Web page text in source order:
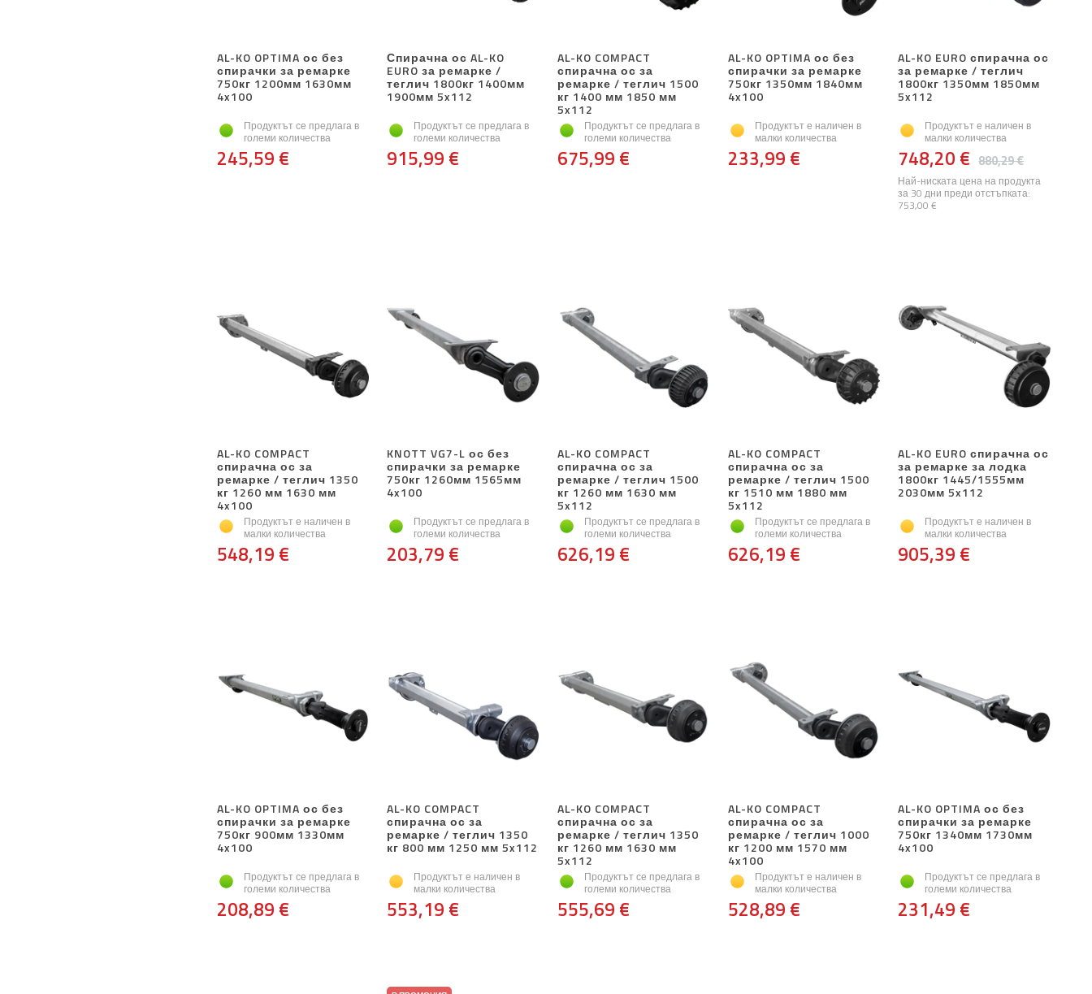
AL-KO OPTIMA ос без
спирачки за ремарке
750кг 1200мм 1630мм
4x100
Продуктът се предлага в
големи количества
245,59 €
Спирачна ос AL-KO
EURO за ремарке /
теглич 1800кг 1400мм
1900мм 5x112
Продуктът се предлага в
големи количества
915,99 €
AL-KO COMPACT
спирачна ос за
ремарке / теглич 1500
кг 1400 мм 1850 мм
5x112
Продуктът се предлага в
големи количества
675,99 €
AL-KO OPTIMA ос без
спирачки за ремарке
750кг 1350мм 1840мм
4x100
Продуктът е наличен в
малки количества
233,99 €
AL-KO EURO спирачна ос
за ремарке / теглич
1800кг 1350мм 1850мм
5x112
Продуктът е наличен в
малки количества
880,29 €
748,20 €
Най-ниската цена на продукта
за 30 дни преди отстъпката:
753,00 €
AL-KO COMPACT
спирачна ос за
ремарке / теглич 1350
кг 1260 мм 1630 мм
4x100
Продуктът е наличен в
малки количества
548,19 €
KNOTT VG7-L ос без
спирачки за ремарке
750кг 1260мм 1565мм
4x100
Продуктът се предлага в
големи количества
203,79 €
AL-KO COMPACT
спирачна ос за
ремарке / теглич 1500
кг 1260 мм 1630 мм
5x112
Продуктът се предлага в
големи количества
626,19 €
AL-KO COMPACT
спирачна ос за
ремарке / теглич 1500
кг 1510 мм 1880 мм
5x112
Продуктът се предлага в
големи количества
626,19 €
AL-KO EURO спирачна ос
за ремарке за лодка
1800кг 1445/1555мм
2030мм 5x112
Продуктът е наличен в
малки количества
905,39 €
AL-KO OPTIMA ос без
спирачки за ремарке
750кг 900мм 1330мм
4x100
Продуктът се предлага в
големи количества
208,89 €
AL-KO COMPACT
спирачна ос за
ремарке / теглич 1350
кг 800 мм 1250 мм 5x112
Продуктът е наличен в
малки количества
553,19 €
AL-KO COMPACT
спирачна ос за
ремарке / теглич 1350
кг 1260 мм 1630 мм
5x112
Продуктът се предлага в
големи количества
555,69 €
AL-KO COMPACT
спирачна ос за
ремарке / теглич 1000
кг 1200 мм 1570 мм
4x100
Продуктът е наличен в
малки количества
528,89 €
AL-KO OPTIMA ос без
спирачки за ремарке
750кг 1340мм 1730мм
4x100
Продуктът се предлага в
големи количества
231,49 €